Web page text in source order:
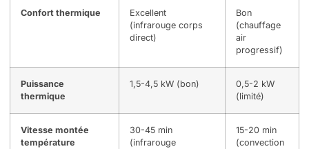
Confort thermique
Excellent
(infrarouge corps
direct)
Bon
(chauffage
air
progressif)
Puissance
thermique
1,5-4,5 kW (bon)
0,5-2 kW
(limité)
Vitesse montée
température
30-45 min
(infrarouge
15-20 min
(convection